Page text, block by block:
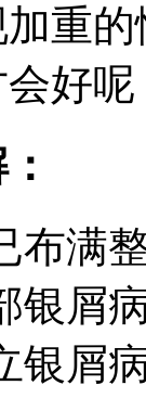
重
会好
布满
银屑
银屑